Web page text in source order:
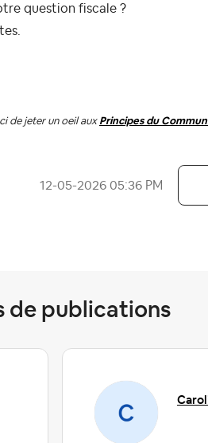
question fiscale ?
de jeter un oeil aux Principes du
‎12-05-2026 05:36 PM
de publications